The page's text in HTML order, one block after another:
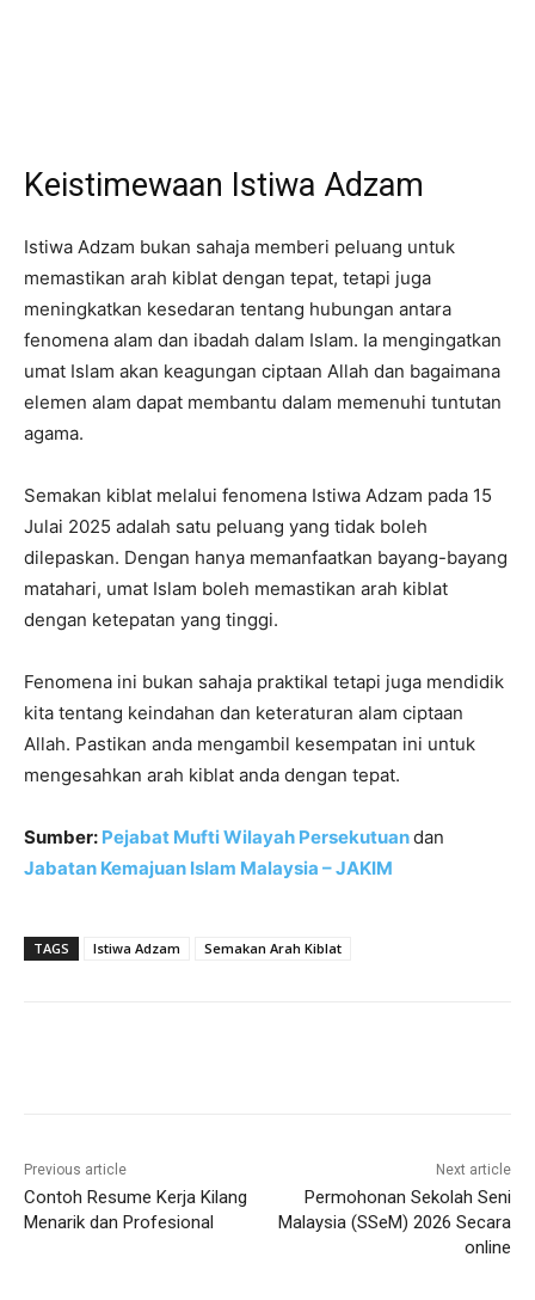
Keistimewaan Istiwa Adzam
Istiwa Adzam bukan sahaja memberi peluang untuk
memastikan arah kiblat dengan tepat, tetapi juga
meningkatkan kesedaran tentang hubungan antara
fenomena alam dan ibadah dalam Islam. Ia mengingatkan
umat Islam akan keagungan ciptaan Allah dan bagaimana
elemen alam dapat membantu dalam memenuhi tuntutan
agama.
Semakan kiblat melalui fenomena Istiwa Adzam pada 15
Julai 2025 adalah satu peluang yang tidak boleh
dilepaskan. Dengan hanya memanfaatkan bayang-bayang
matahari, umat Islam boleh memastikan arah kiblat
dengan ketepatan yang tinggi.
Fenomena ini bukan sahaja praktikal tetapi juga mendidik
kita tentang keindahan dan keteraturan alam ciptaan
Allah. Pastikan anda mengambil kesempatan ini untuk
mengesahkan arah kiblat anda dengan tepat.
Sumber: Pejabat Mufti Wilayah Persekutuandan
Jabatan Kemajuan Islam Malaysia – JAKIM
TAGS Istiwa Adzam Semakan Arah Kiblat
Previous article
Contoh Resume Kerja Kilang
Menarik dan Profesional
Next article
Permohonan Sekolah Seni
Malaysia (SSeM) 2026 Secara
online